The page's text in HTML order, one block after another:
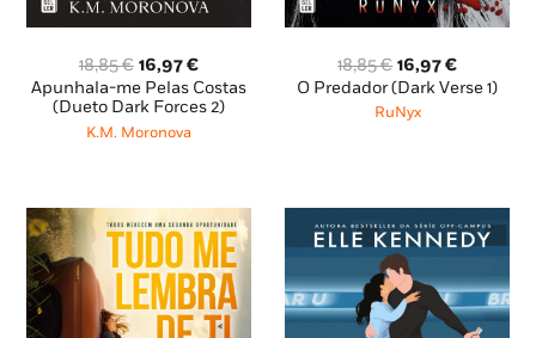
18,85€ O
preço
original
era:
16,97€O
preço
atual
Apunhala-me Pelas Costas
(Dueto Dark Forces 2)
K.M. Moronova
18,85€ O
preço
original
era:
16,97€O
preço
O Predador (Dark Verse 1)
RuNyx